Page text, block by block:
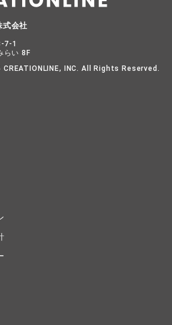
式会社
7-1
らい 8F
INC. All Rights Reserved.